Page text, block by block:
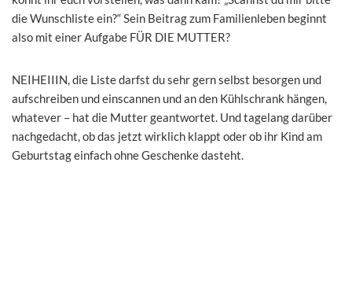
die Wunschliste ein?“ Sein Beitrag zum Familienleben beginnt
also mit einer Aufgabe FÜR DIE MUTTER?
NEIHEIIIN, die Liste darfst du sehr gern selbst besorgen und
aufschreiben und einscannen und an den Kühlschrank hängen,
whatever – hat die Mutter geantwortet. Und tagelang darüber
nachgedacht, ob das jetzt wirklich klappt oder ob ihr Kind am
Geburtstag einfach ohne Geschenke dasteht.